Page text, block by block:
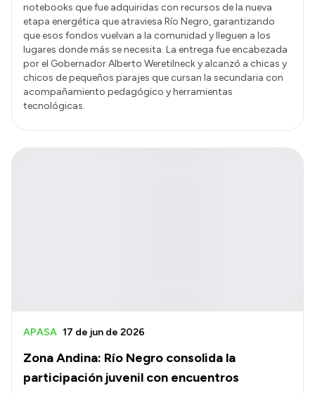
notebooks que fue adquiridas con recursos de la nueva
etapa energética que atraviesa Río Negro, garantizando
que esos fondos vuelvan a la comunidad y lleguen a los
lugares donde más se necesita. La entrega fue encabezada
por el Gobernador Alberto Weretilneck y alcanzó a chicas y
chicos de pequeños parajes que cursan la secundaria con
acompañamiento pedagógico y herramientas
tecnológicas.
Zona Andina: Río Negro consolida la
participación juvenil con encuentros
APASA 17 de jun de 2026